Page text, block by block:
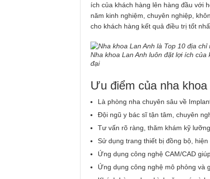
ích của khách hàng lên hàng đầu với
năm kinh nghiệm, chuyên nghiệp,
cho khách hàng kết quả điều trị tốt
Nha khoa Lan Anh luôn đặt lợi ích
đại
Ưu điểm của nha khoa
Là phòng nha chuyên sâu về
Đội ngũ y bác sĩ tận tâm, chuyên
Tư vấn rõ ràng, thăm khám kỹ
Sử dụng trang thiết bị đồng bộ,
Ứng dụng công nghệ CAM/CAD
Ứng dụng công nghệ mô phỏng và